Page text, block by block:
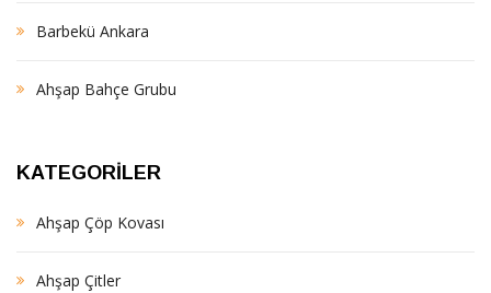
Barbekü Ankara
Ahşap Bahçe Grubu
KATEGORILER
Ahşap Çöp Kovası
Ahşap Çitler